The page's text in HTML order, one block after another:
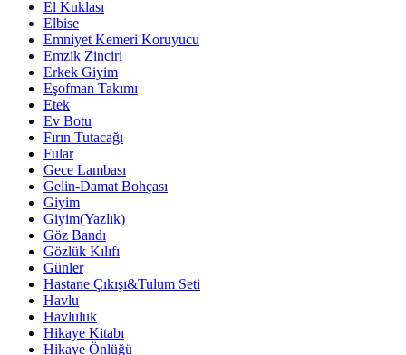
El Kuklası
Elbise
Emniyet Kemeri Koruyucu
Emzik Zinciri
Erkek Giyim
Eşofman Takımı
Etek
Ev Botu
Fırın Tutacağı
Fular
Gece Lambası
Gelin-Damat Bohçası
Giyim
Giyim(Yazlık)
Göz Bandı
Gözlük Kılıfı
Günler
Hastane Çıkışı&Tulum Seti
Havlu
Havluluk
Hikaye Kitabı
Hikaye Önlüğü